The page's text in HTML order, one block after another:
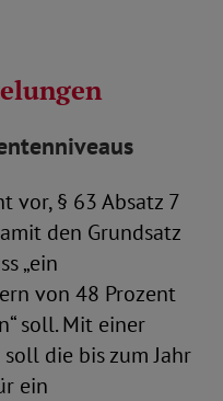
vor, § 63 Absatz 7
den Grundsatz
„ein
von 48 Prozent
soll. Mit einer
die bis zum Jahr
ein